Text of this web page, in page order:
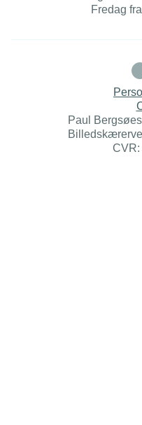
Fredag
Paul
CVR: